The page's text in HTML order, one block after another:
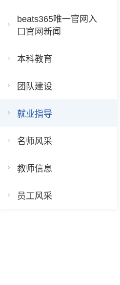
beats365唯一官网入
口官网新闻
本科教育
团队建设
就业指导
名师风采
教师信息
员工风采